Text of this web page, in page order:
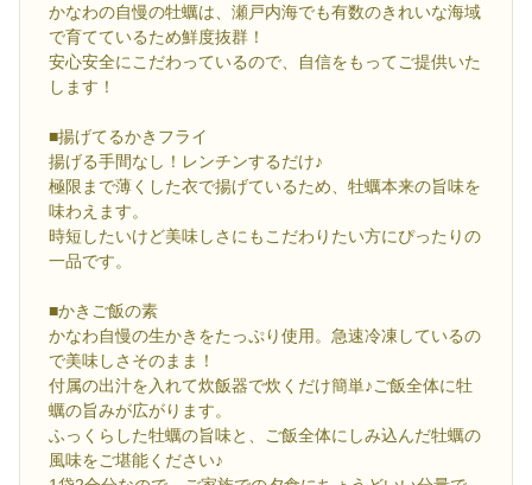
かなわの自慢の牡蠣は、瀬戸内海でも有数のきれいな海域
で育てているため鮮度抜群！
安心安全にこだわっているので、自信をもってご提供いた
します！
■揚げてるかきフライ
揚げる手間なし！レンチンするだけ♪
極限まで薄くした衣で揚げているため、牡蠣本来の旨味を
味わえます。
時短したいけど美味しさにもこだわりたい方にぴったりの
一品です。
■かきご飯の素
かなわ自慢の生かきをたっぷり使用。急速冷凍しているの
で美味しさそのまま！
付属の出汁を入れて炊飯器で炊くだけ簡単♪ご飯全体に牡
蠣の旨みが広がります。
ふっくらした牡蠣の旨味と、ご飯全体にしみ込んだ牡蠣の
風味をご堪能ください♪